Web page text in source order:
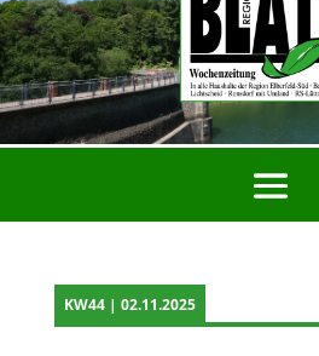
KW44 | 02.11.2025